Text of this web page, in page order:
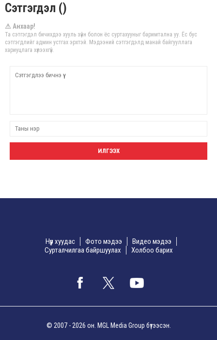
Сэтгэгдэл ()
⚠ Анхаар!
Та сэтгэгдэл бичихдээ хууль зүйн болон ёс суртахууныг баримтална уу. Ёс бус
сэтгэгдлийг админ устгах эрхтэй. Мэдээний сэтгэгдэлд манай байгууллага
хариуцлага хүлээхгүй.
Нүүр хуудас Фото мэдээ
Видео мэдээ
Сурталчилгаа байршуулах
Холбоо барих
© 2007 - 2026 он. MGL Media Group бүтээсэн.